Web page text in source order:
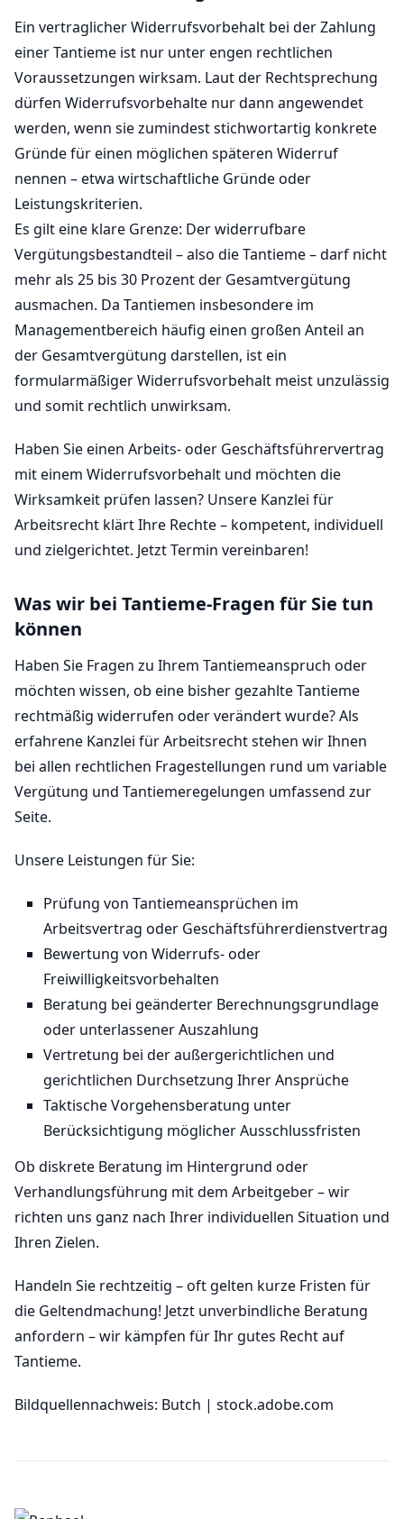
Ein vertraglicher Widerrufsvorbehalt bei der Zahlung
einer Tantieme ist nur unter engen rechtlichen
Voraussetzungen wirksam. Laut der Rechtsprechung
dürfen Widerrufsvorbehalte nur dann angewendet
werden, wenn sie zumindest stichwortartig konkrete
Gründe für einen möglichen späteren Widerruf
nennen – etwa wirtschaftliche Gründe oder
Leistungskriterien.
Es gilt eine klare Grenze: Der widerrufbare
Vergütungsbestandteil – also die Tantieme – darf nicht
mehr als 25 bis 30 Prozent der Gesamtvergütung
ausmachen. Da Tantiemen insbesondere im
Managementbereich häufig einen großen Anteil an
der Gesamtvergütung darstellen, ist ein
formularmäßiger Widerrufsvorbehalt meist unzulässig
und somit rechtlich unwirksam.
Haben Sie einen Arbeits- oder Geschäftsführervertrag
mit einem Widerrufsvorbehalt und möchten die
Wirksamkeit prüfen lassen? Unsere Kanzlei für
Arbeitsrecht klärt Ihre Rechte – kompetent, individuell
und zielgerichtet. Jetzt Termin vereinbaren!
Was wir bei Tantieme-Fragen für Sie tun
können
Haben Sie Fragen zu Ihrem Tantiemeanspruch oder
möchten wissen, ob eine bisher gezahlte Tantieme
rechtmäßig widerrufen oder verändert wurde? Als
erfahrene Kanzlei für Arbeitsrecht stehen wir Ihnen
bei allen rechtlichen Fragestellungen rund um variable
Vergütung und Tantiemeregelungen umfassend zur
Seite.
Unsere Leistungen für Sie:
Prüfung von Tantiemeansprüchen im
Arbeitsvertrag oder Geschäftsführerdienstvertrag
Bewertung von Widerrufs- oder
Freiwilligkeitsvorbehalten
Beratung bei geänderter Berechnungsgrundlage
oder unterlassener Auszahlung
Vertretung bei der außergerichtlichen und
gerichtlichen Durchsetzung Ihrer Ansprüche
Taktische Vorgehensberatung unter
Berücksichtigung möglicher Ausschlussfristen
Ob diskrete Beratung im Hintergrund oder
Verhandlungsführung mit dem Arbeitgeber – wir
richten uns ganz nach Ihrer individuellen Situation und
Ihren Zielen.
Handeln Sie rechtzeitig – oft gelten kurze Fristen für
die Geltendmachung! Jetzt unverbindliche Beratung
anfordern – wir kämpfen für Ihr gutes Recht auf
Tantieme.
Bildquellennachweis: Butch | stock.adobe.com